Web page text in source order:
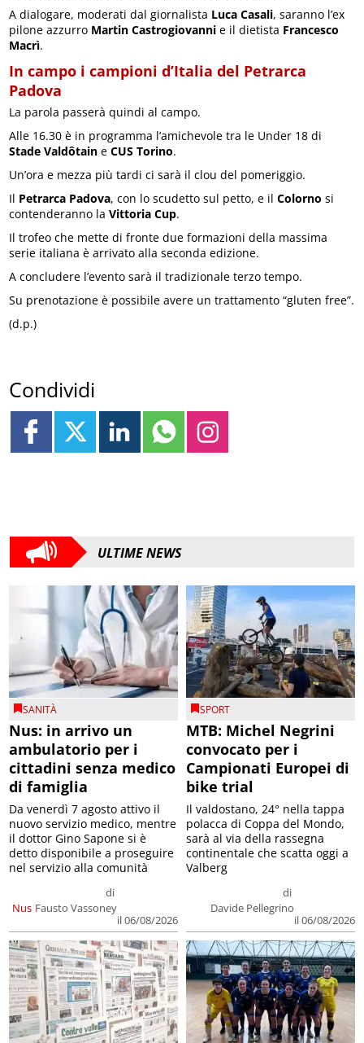
A dialogare, moderati dal giornalista Luca Casali, saranno l’ex
pilone azzurro Martin Castrogiovanni e il dietista Francesco
Macrì.
In campo i campioni d’Italia del Petrarca
Padova
La parola passerà quindi al campo.
Alle 16.30 è in programma l’amichevole tra le Under 18 di
Stade Valdôtain eCUS Torino.
Un’ora e mezza più tardi ci sarà il clou del pomeriggio.
Il Petrarca Padova, con lo scudetto sul petto, e ilColorno si
contenderanno laVittoria Cup.
Il trofeo che mette di fronte due formazioni della massima
serie italiana è arrivato alla seconda edizione.
A concludere l’evento sarà il tradizionale terzo tempo.
Su prenotazione è possibile avere un trattamento “gluten free”.
(d.p.)
Condividi
ULTIME NEWS
SANITÀ
Nus: in arrivo un
ambulatorio per i
cittadini senza medico
di famiglia
Nus
di
Fausto Vassoney
il 06/08/2026
Da venerdì 7 agosto attivo il
nuovo servizio medico, mentre
il dottor Gino Sapone si è
detto disponibile a proseguire
nel servizio alla comunità
SPORT
MTB: Michel Negrini
convocato per i
Campionati Europei di
bike trial
di
Davide Pellegrino
il 06/08/2026
Il valdostano, 24° nella tappa
polacca di Coppa del Mondo,
sarà al via della rassegna
continentale che scatta oggi a
Valberg